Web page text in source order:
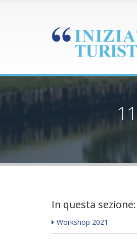
11
In questa sezione:
Workshop 2021